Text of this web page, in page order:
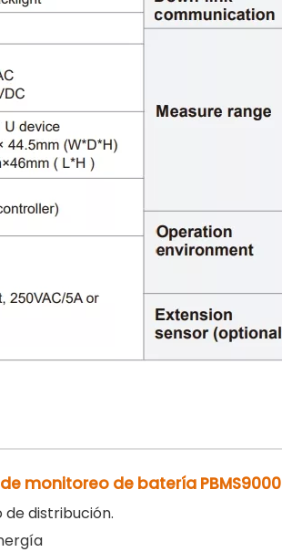
monitoreo de batería PBMS9000
de distribución.